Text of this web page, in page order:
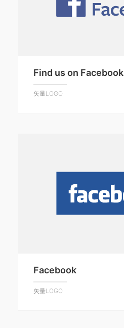
Find us on Facebook
矢量LOGO
Facebook
矢量LOGO